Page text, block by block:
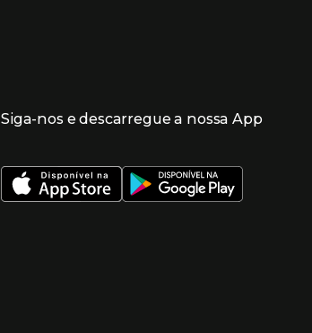
Siga-nos e descarregue a nossa App